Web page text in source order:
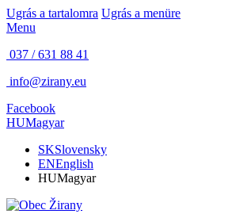
Ugrás a tartalomra Ugrás a menüre
Menu
037 / 631 88 41
info@zirany.eu
Facebook
HUMagyar
SKSlovensky
ENEnglish
HUMagyar